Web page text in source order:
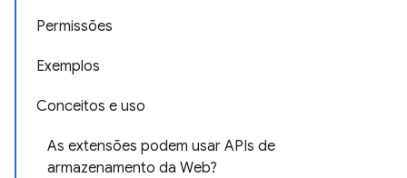
Permissões
Exemplos
Conceitos e uso
As extensões podem usar APIs de
armazenamento da Web?